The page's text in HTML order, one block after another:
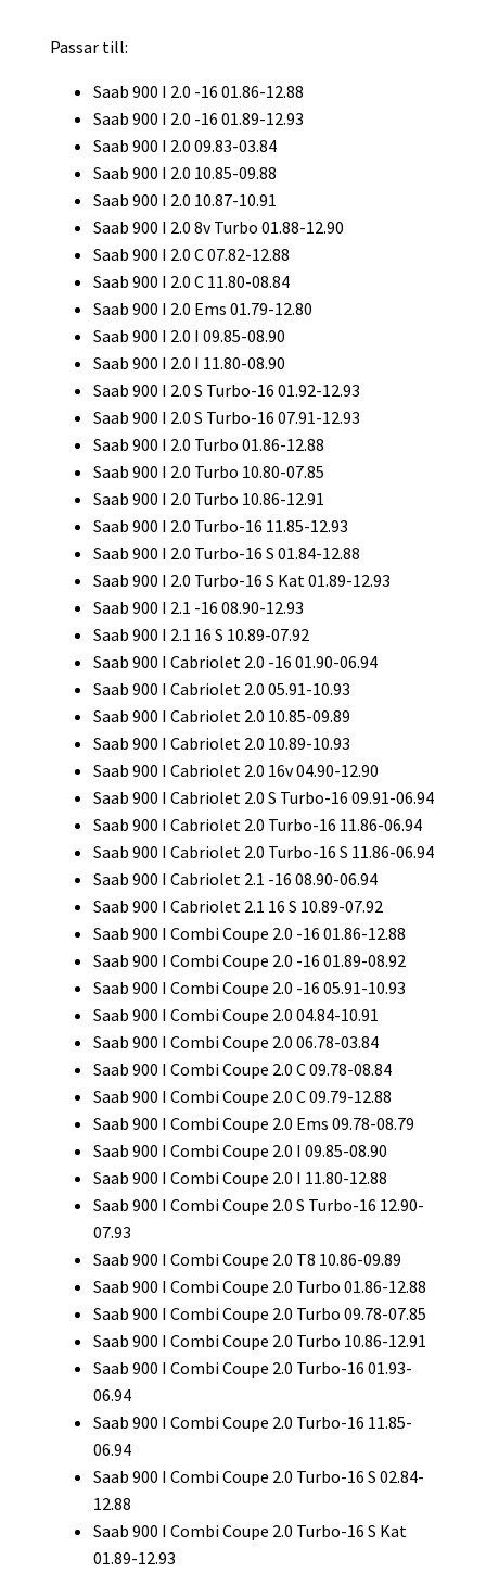
Passar till:
Saab 900 I 2.0 -16 01.86-12.88
Saab 900 I 2.0 -16 01.89-12.93
Saab 900 I 2.0 09.83-03.84
Saab 900 I 2.0 10.85-09.88
Saab 900 I 2.0 10.87-10.91
Saab 900 I 2.0 8v Turbo 01.88-12.90
Saab 900 I 2.0 C 07.82-12.88
Saab 900 I 2.0 C 11.80-08.84
Saab 900 I 2.0 Ems 01.79-12.80
Saab 900 I 2.0 I 09.85-08.90
Saab 900 I 2.0 I 11.80-08.90
Saab 900 I 2.0 S Turbo-16 01.92-12.93
Saab 900 I 2.0 S Turbo-16 07.91-12.93
Saab 900 I 2.0 Turbo 01.86-12.88
Saab 900 I 2.0 Turbo 10.80-07.85
Saab 900 I 2.0 Turbo 10.86-12.91
Saab 900 I 2.0 Turbo-16 11.85-12.93
Saab 900 I 2.0 Turbo-16 S 01.84-12.88
Saab 900 I 2.0 Turbo-16 S Kat 01.89-12.93
Saab 900 I 2.1 -16 08.90-12.93
Saab 900 I 2.1 16 S 10.89-07.92
Saab 900 I Cabriolet 2.0 -16 01.90-06.94
Saab 900 I Cabriolet 2.0 05.91-10.93
Saab 900 I Cabriolet 2.0 10.85-09.89
Saab 900 I Cabriolet 2.0 10.89-10.93
Saab 900 I Cabriolet 2.0 16v 04.90-12.90
Saab 900 I Cabriolet 2.0 S Turbo-16 09.91-06.94
Saab 900 I Cabriolet 2.0 Turbo-16 11.86-06.94
Saab 900 I Cabriolet 2.0 Turbo-16 S 11.86-06.94
Saab 900 I Cabriolet 2.1 -16 08.90-06.94
Saab 900 I Cabriolet 2.1 16 S 10.89-07.92
Saab 900 I Combi Coupe 2.0 -16 01.86-12.88
Saab 900 I Combi Coupe 2.0 -16 01.89-08.92
Saab 900 I Combi Coupe 2.0 -16 05.91-10.93
Saab 900 I Combi Coupe 2.0 04.84-10.91
Saab 900 I Combi Coupe 2.0 06.78-03.84
Saab 900 I Combi Coupe 2.0 C 09.78-08.84
Saab 900 I Combi Coupe 2.0 C 09.79-12.88
Saab 900 I Combi Coupe 2.0 Ems 09.78-08.79
Saab 900 I Combi Coupe 2.0 I 09.85-08.90
Saab 900 I Combi Coupe 2.0 I 11.80-12.88
Saab 900 I Combi Coupe 2.0 S Turbo-16 12.90-
07.93
Saab 900 I Combi Coupe 2.0 T8 10.86-09.89
Saab 900 I Combi Coupe 2.0 Turbo 01.86-12.88
Saab 900 I Combi Coupe 2.0 Turbo 09.78-07.85
Saab 900 I Combi Coupe 2.0 Turbo 10.86-12.91
Saab 900 I Combi Coupe 2.0 Turbo-16 01.93-
06.94
Saab 900 I Combi Coupe 2.0 Turbo-16 11.85-
06.94
Saab 900 I Combi Coupe 2.0 Turbo-16 S 02.84-
12.88
Saab 900 I Combi Coupe 2.0 Turbo-16 S Kat
01.89-12.93